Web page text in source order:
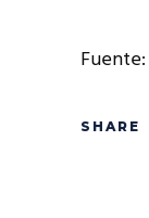
Fuente: